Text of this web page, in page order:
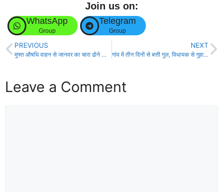
Join us on:
WhatsApp
Group
Telegram
Group
PREVIOUS
मुफ्त औषधि वाहन से जानवर का चारा ढोने का वीडियो वायरल, सिविल सर्जन ने लिया संज्ञान।
NEXT
गांव में तीन दिनों से बत्ती गुल, विधायक से गुहार, नहर पक्की करण की मांग को लेकर ग्रामीणों ने दिया ज्ञापन
Leave a Comment